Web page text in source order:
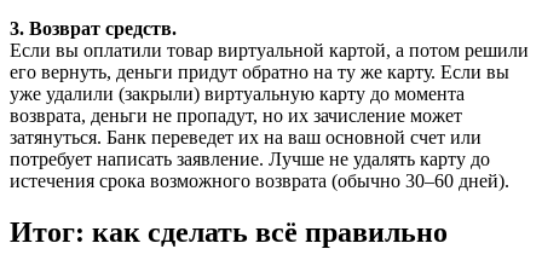
3. Возврат средств.
Если вы оплатили товар виртуальной картой, а потом решили
его вернуть, деньги придут обратно на ту же карту. Если вы
уже удалили (закрыли) виртуальную карту до момента
возврата, деньги не пропадут, но их зачисление может
затянуться. Банк переведет их на ваш основной счет или
потребует написать заявление. Лучше не удалять карту до
истечения срока возможного возврата (обычно 30–60 дней).
Итог: как сделать всё правильно